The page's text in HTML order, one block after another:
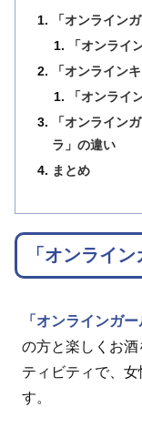
「オンライン
「オンライ
「オンライン
「オンライ
「オンライン
ラ」の違い
まとめ
「オンライ
「オンラインガー
の方と楽しくお
ティビティで、
す。